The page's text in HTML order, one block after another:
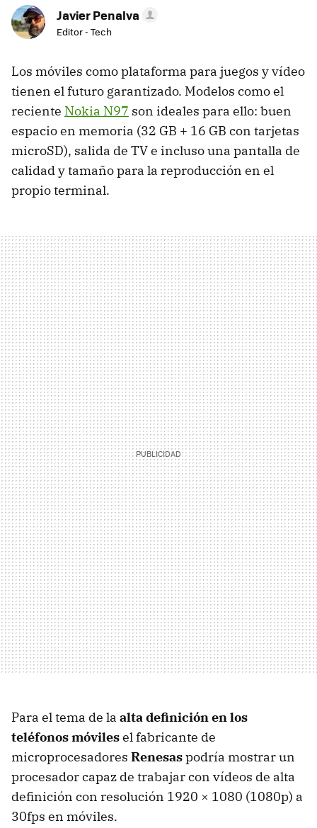
Javier Penalva
Editor - Tech
Los móviles como plataforma para juegos y vídeo
tienen el futuro garantizado. Modelos como el
reciente Nokia N97 son ideales para ello: buen
espacio en memoria (32 GB + 16 GB con tarjetas
microSD), salida de TV e incluso una pantalla de
calidad y tamaño para la reproducción en el
propio terminal.
Para el tema de la alta definición en los
teléfonos móvilesel fabricante de
microprocesadores Renesaspodría mostrar un
procesador capaz de trabajar con vídeos de alta
definición con resolución 1920 × 1080 (1080p) a
30fps en móviles.